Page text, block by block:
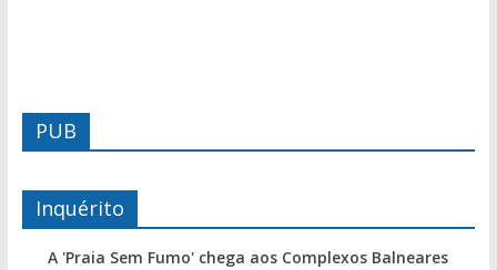
PUB
Inquérito
A 'Praia Sem Fumo' chega aos Complexos Balneares